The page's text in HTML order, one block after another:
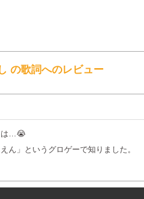
の歌詞へのレビュー
は…😭
ん」というグロゲーで知りました。